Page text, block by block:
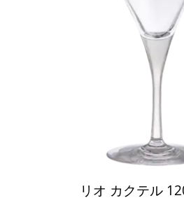
リオ カクテル